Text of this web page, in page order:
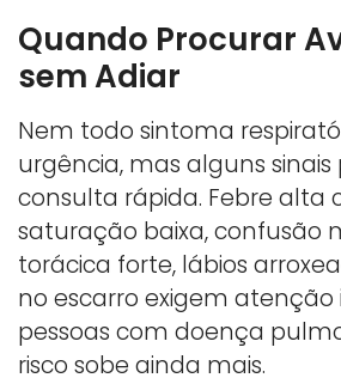
Quando Procurar
sem Adiar
Nem todo sintoma
urgência, mas alguns
consulta rápida. Febre alta
saturação baixa, confusão
torácica forte, lábios
no escarro exigem atenção
pessoas com doença
risco sobe ainda mais.